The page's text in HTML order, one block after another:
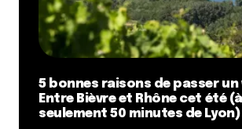
5 bonnes raisons de passer un
Entre Bièvre et Rhône cet été (à
seulement 50 minutes de Lyon)